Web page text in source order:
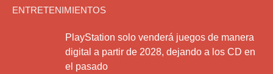
ENTRETENIMIENTOS
PlayStation solo venderá juegos de manera
digital a partir de 2028, dejando a los CD en
el pasado